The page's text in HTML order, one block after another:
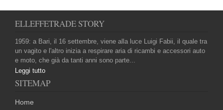
ELLEFFETRADE STORY
1959: a Bari, il 16 settembre, viene alla luce Luigi Fabii, il quale tra
un vagito e l'altro inizia a respirare aria di ricambi e accessori auto
e moto, che già da tanti anni sono parte...
Leggi tutto
SITEMAP
Home